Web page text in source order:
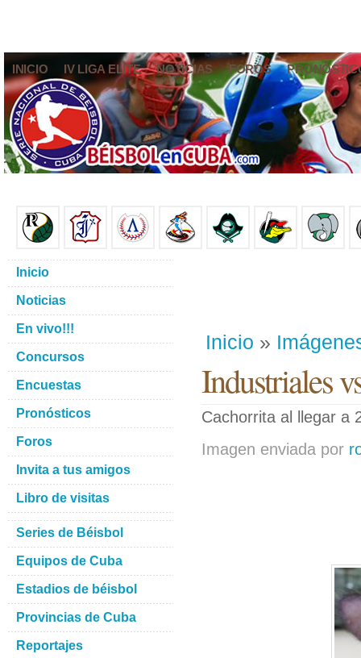
INICIO IV LIGA ELITE NOTICIAS FOROS
Inicio »
Industriales
Cachorrita al llegar a
Imagen enviada por
Inicio
Noticias
En vivo!!!
Concursos
Encuestas
Pronósticos
Foros
Invita a tus amigos
Libro de visitas
Series de Béisbol
Equipos de Cuba
Estadios de béisbol
Provincias de Cuba
Reportajes